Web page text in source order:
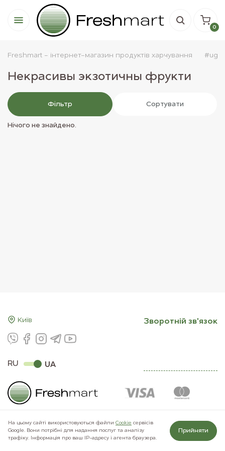
0
Freshmart - інтернет-магазин продуктів харчування
Некрасивы экзотичны фрукти
Фiльтр Сортувати
Нічого не знайдено.
Київ
RU UA
Зворотнiй зв'язок
© 2011–2026 Freshmart
На цьому сайті використовуються файли Сookie сервісів
Google. Вони потрібні для надання послуг та аналізу
трафіку. Інформація про ваш IP-адресу і агента браузера.
Прийняти